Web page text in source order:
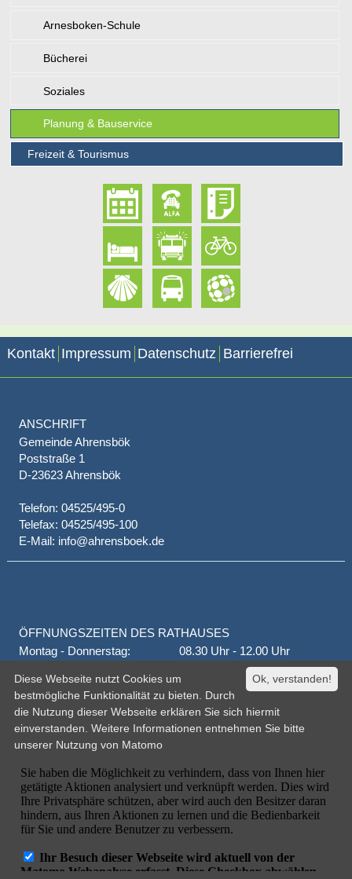
Arnesboken-Schule
Bücherei
Soziales
Planung & Bauservice
Freizeit & Tourismus
Kontakt Impressum Datenschutz Barrierefrei
ANSCHRIFT
Gemeinde Ahrensbök
Poststraße 1
D-23623 Ahrensbök
Telefon: 04525/495-0
Telefax: 04525/495-100
E-Mail: info@ahrensboek.de
ÖFFNUNGSZEITEN DES RATHAUSES
Montag - Donnerstag:
08.30 Uhr - 12.00 Uhr
14.00 Uhr - 18.00 Uhr
jeden 1. und 3. Montag
16.00 Uhr - 18.00 Uhr
Freitag
geschlossen
oder nach Vereinbarung
Ok, verstanden!
Diese Webseite nutzt Cookies um
bestmögliche Funktionalität zu bieten. Durch
die Nutzung dieser Webseite erklären Sie sich hiermit
einverstanden. Weitere Informationen entnehmen Sie bitte
unserer Nutzung von Matomo